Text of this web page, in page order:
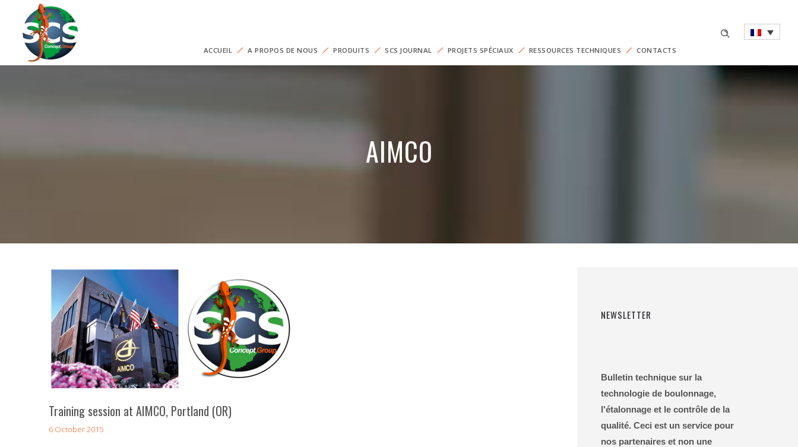
ACCUEIL A PROPOS DE NOUS PRODUITS SCS JOURNAL PROJETS SPÉCIAUX RESSOURCES TECHNIQUES CONTACTS
AIMCO
Training session at AIMCO, Portland (OR)
6 October 2015
NEWSLETTER
Bulletin technique sur la
technologie de boulonnage,
l'étalonnage et le contrôle de la
qualité. Ceci est un service pour
nos partenaires et non une